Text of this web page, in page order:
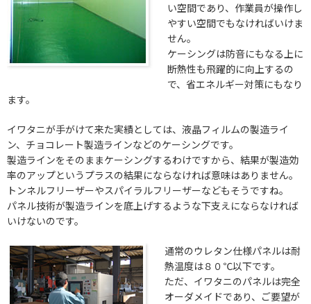
い空間であり、作業員が操作し
やすい空間でもなければいけま
せん。
ケーシングは防音にもなる上に
断熱性も飛躍的に向上するの
で、省エネルギー対策にもなり
ます。
イワタニが手がけて来た実績としては、液晶フィルムの製造ライ
ン、チョコレート製造ラインなどのケーシングです。
製造ラインをそのままケーシングするわけですから、結果が製造効
率のアップというプラスの結果にならなければ意味はありません。
トンネルフリーザーやスパイラルフリーザーなどもそうですね。
パネル技術が製造ラインを底上げするような下支えにならなければ
いけないのです。
通常のウレタン仕様パネルは耐
熱温度は８０℃以下です。
ただ、イワタニのパネルは完全
オーダメイドであり、ご要望が